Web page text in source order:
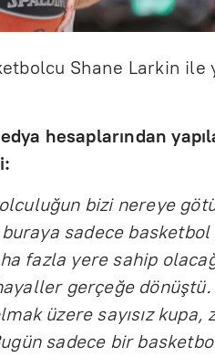
Shane Larkin ile
hesaplarından
bizi nereye
sadece basketbol
fazla yere sahip
gerçeğe dönüştü.
üzere sayısız kupa,
sadece bir